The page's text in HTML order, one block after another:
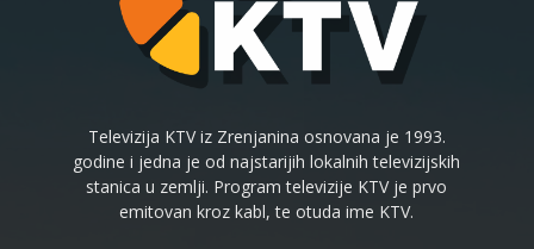
Televizija KTV iz Zrenjanina osnovana je 1993.
godine i jedna je od najstarijih lokalnih televizijskih
stanica u zemlji. Program televizije KTV je prvo
emitovan kroz kabl, te otuda ime KTV.